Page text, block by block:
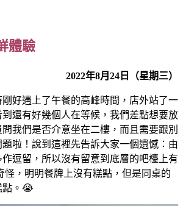
體驗
2022年8月24日（星期三）
好遇上了午餐的高峰時間，店外站了一
還有好幾個人在等候，我們差點想要放
我們是否介意坐在二樓，而且需要跟別
啦！說到這裡先告訴大家一個遺憾：由
逗留，所以沒有留意到底層的吧檯上有
怪，明明餐牌上沒有糕點，但是同桌的
點。😭